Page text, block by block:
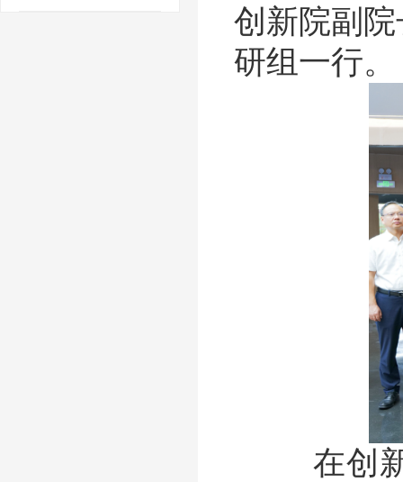
创新院副
研组一行。
在创新